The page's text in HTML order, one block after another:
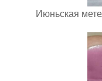
Июньская